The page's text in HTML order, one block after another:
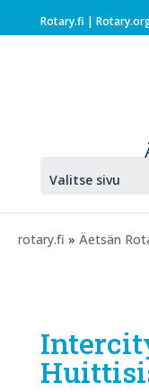
Rotary.fi |
Valitse sivu
rotary.fi » Äetsän